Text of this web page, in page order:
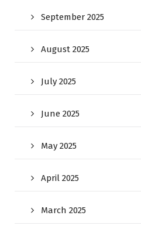
September 2025
August 2025
July 2025
June 2025
May 2025
April 2025
March 2025